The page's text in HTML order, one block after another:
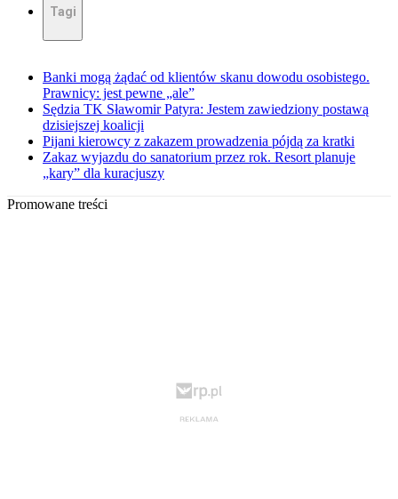
Tagi
Banki mogą żądać od klientów skanu dowodu osobistego.
Prawnicy: jest pewne „ale”
Sędzia TK Sławomir Patyra: Jestem zawiedziony postawą
dzisiejszej koalicji
Pijani kierowcy z zakazem prowadzenia pójdą za kratki
Zakaz wyjazdu do sanatorium przez rok. Resort planuje
„kary” dla kuracjuszy
Promowane treści